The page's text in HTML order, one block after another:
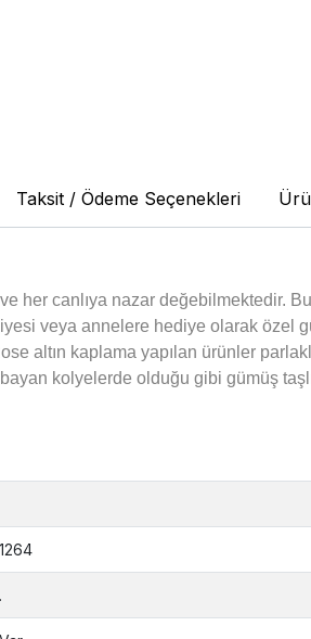
Taksit / Ödeme Seçenekleri
her canlıya nazar değebilmektedir.
veya annelere hediye olarak özel
altın kaplama yapılan ürünler
kolyelerde olduğu gibi gümüş
1264
.